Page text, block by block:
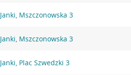
Janki, Mszczonowska 3
Janki, Mszczonowska 3
Janki, Plac Szwedzki 3